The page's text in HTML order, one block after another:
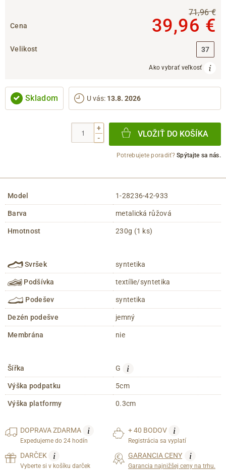
Cena
71,96 €
39,96 €
Velikost 37
Ako vybrať veľkosť
Skladom U vás: 13.8. 2026
+
-
VLOŽIŤ DO KOŠÍKA
Potrebujete poradiť?Spýtajte sa nás.
Model 1-28236-42-933
Barva metalická růžová
Hmotnost 230g (1 ks)
Svršek syntetika
Podšívka textílie/syntetika
Podešev syntetika
Dezén podešve jemný
Membrána nie
Šířka G i
Výška podpatku 5cm
Výška platformy 0.3cm
DOPRAVAZDARMA i
Expedujeme do 24 hodín
+ 40 BODOV i
Registrácia sa vyplatí
DARČEK i
Vyberte si v košíku darček
GARANCIA CENY i
Garancia najnižšej ceny na trhu.